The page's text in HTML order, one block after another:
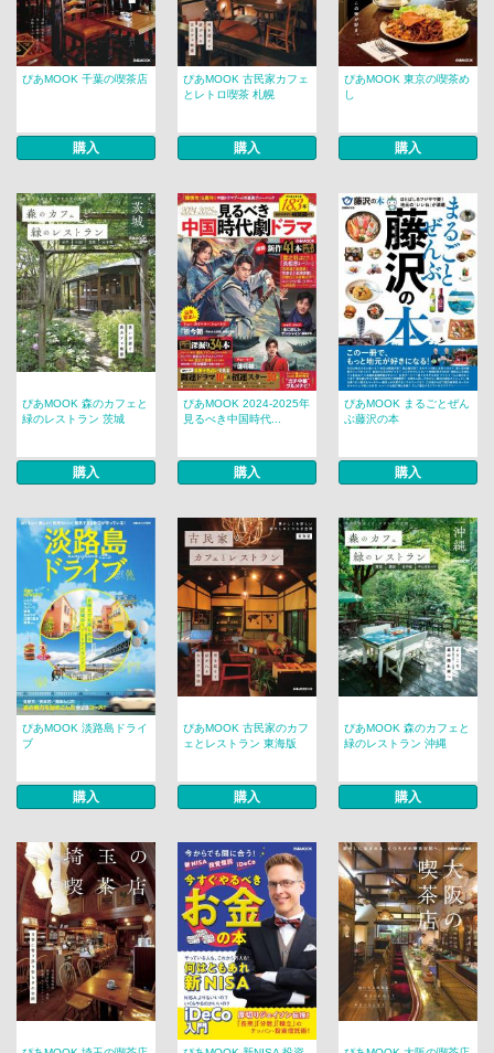
ぴあMOOK 千葉の喫茶店
購入
ぴあMOOK 古民家カフェ
とレトロ喫茶 札幌
購入
ぴあMOOK 東京の喫茶め
し
購入
ぴあMOOK 森のカフェと
緑のレストラン 茨城
購入
ぴあMOOK 2024-2025年
見るべき中国時代...
購入
ぴあMOOK まるごとぜん
ぶ藤沢の本
購入
ぴあMOOK 淡路島ドライ
ブ
購入
ぴあMOOK 古民家のカフ
ェとレストラン 東海版
購入
ぴあMOOK 森のカフェと
緑のレストラン 沖縄
購入